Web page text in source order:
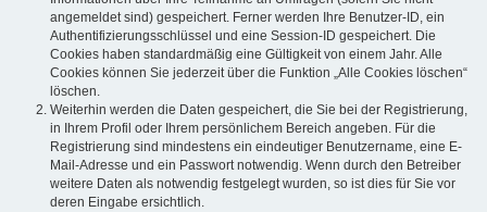
angemeldet sind) gespeichert. Ferner werden Ihre Benutzer-ID, ein
Authentifizierungsschlüssel und eine Session-ID gespeichert. Die
Cookies haben standardmäßig eine Gültigkeit von einem Jahr. Alle
Cookies können Sie jederzeit über die Funktion „Alle Cookies löschen“
löschen.
Weiterhin werden die Daten gespeichert, die Sie bei der Registrierung,
in Ihrem Profil oder Ihrem persönlichem Bereich angeben. Für die
Registrierung sind mindestens ein eindeutiger Benutzername, eine E-
Mail-Adresse und ein Passwort notwendig. Wenn durch den Betreiber
weitere Daten als notwendig festgelegt wurden, so ist dies für Sie vor
deren Eingabe ersichtlich.